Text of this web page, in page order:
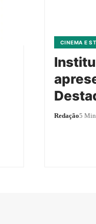
CINEMA E
Redação5